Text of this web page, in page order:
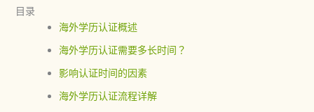
目录
海外学历认证概述
海外学历认证需要多长时间？
影响认证时间的因素
海外学历认证流程详解